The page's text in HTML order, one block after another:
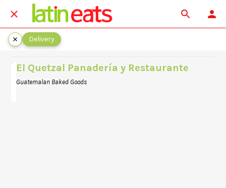
Delivery
El Quetzal Panadería y Restaurante
Guatemalan Baked Goods